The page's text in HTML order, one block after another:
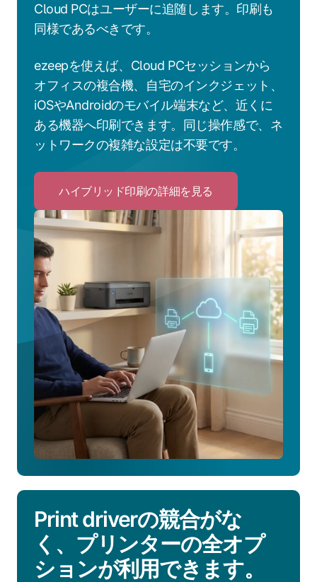
Cloud PCはユーザーに追随します。印刷も
同様であるべきです。
ezeepを使えば、Cloud PCセッションから
オフィスの複合機、自宅のインクジェット、
iOSやAndroidのモバイル端末など、近くに
ある機器へ印刷できます。同じ操作感で、ネ
ットワークの複雑な設定は不要です。
ハイブリッド印刷の詳細を見る
to
リ
ッ
ド
の
詳
見
る
Print driverの競合がな
く、プリンターの全オプ
ションが利用できます。